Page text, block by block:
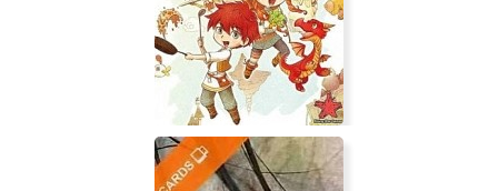
Mushroom of Phungoria